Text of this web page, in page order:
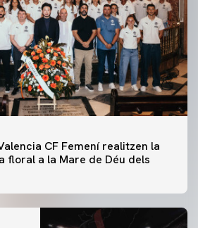
CF Femení realitzen la
a la Mare de Déu dels